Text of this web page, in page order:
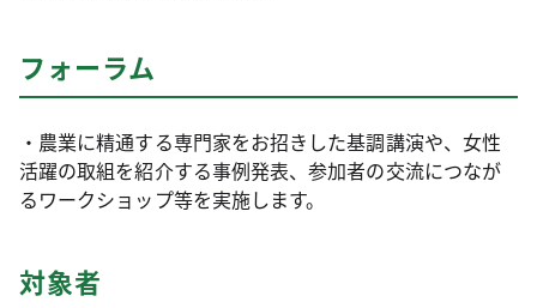
フォーラム
・農業に精通する専門家をお招きした基調講演や、女性
活躍の取組を紹介する事例発表、参加者の交流につなが
るワークショップ等を実施します。
対象者